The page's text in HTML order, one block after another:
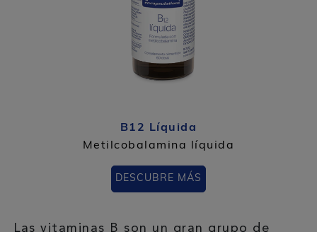
B12 Líquida
Metilcobalamina líquida
DESCUBRE MÁS
Las vitaminas B son un gran grupo de